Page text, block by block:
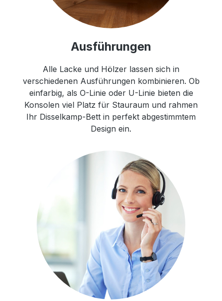
Ausführungen
Alle Lacke und Hölzer lassen sich in
verschiedenen Ausführungen kombinieren. Ob
einfarbig, als O-Linie oder U-Linie bieten die
Konsolen viel Platz für Stauraum und rahmen
Ihr Disselkamp-Bett in perfekt abgestimmtem
Design ein.